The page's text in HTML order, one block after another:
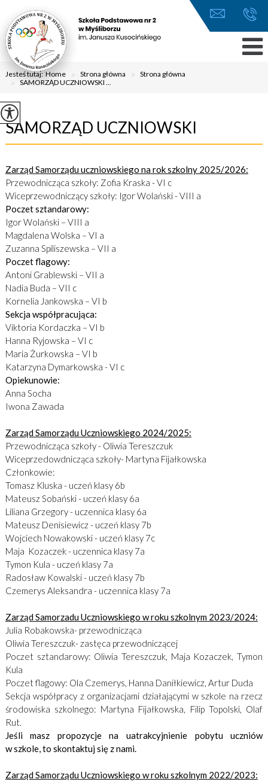
Jesteś tutaj: Home > Strona główna > Strona główna
> SAMORZĄD UCZNIOWSKI ...
SAMORZĄD UCZNIOWSKI
Zarząd Samorządu uczniowskiego na rok szkolny 2025/2026:
Przewodnicząca szkoły: Zofia Kraska - VI c
Wiceprzewodniczący szkoły: Igor Wolański - VIII a
Poczet sztandarowy:
Igor Wolański – VIII a
Magdalena Wolska – VI a
Zuzanna Spiliszewska – VII a
Poczet flagowy:
Antoni Grablewski – VII a
Nadia Buda – VII c
Kornelia Jankowska – VI b
Sekcja współpracująca:
Viktoria Kordaczka – VI b
Hanna Ryjowska – VI c
Maria Żurkowska – VI b
Katarzyna Dymarkowska - VI c
Opiekunowie:
Anna Socha
Iwona Zawada
Zarząd Samorządu Uczniowskiego 2024/2025:
Przewodnicząca szkoły - Oliwia Tereszczuk
Wiceprzedowdnicząca szkoły- Martyna Fijałkowska
Członkowie:
Tomasz Kluska - uczeń klasy 6b
Mateusz Sobański - uczeń klasy 6a
Liliana Grzegory - uczennica klasy 6a
Mateusz Denisiewicz - uczeń klasy 7b
Wojciech Nowakowski - uczeń klasy 7c
Maja Kozaczek - uczennica klasy 7a
Tymon Kula - uczeń klasy 7a
Radosław Kowalski - uczeń klasy 7b
Czemerys Aleksandra - uczennica klasy 7a
Zarząd Samorzadu Uczniowskiego w roku szkolnym 2023/2024:
Julia Robakowska- przewodnicząca
Oliwia Tereszczuk- zastęca przewodniczącej
Poczet sztandarowy: Oliwia Tereszczuk, Maja Kozaczek, Tymon
Kula
Poczet flagowy: Ola Czemerys, Hanna Daniłkiewicz, Artur Duda
Sekcja współpracy z organizacjami działającymi w szkole na rzecz
środowiska szkolnego: Martyna Fijałkowska, Filip Topolski, Olaf
Rut.
Jeśli masz propozycje na uatrakcyjnienie pobytu uczniów
w szkole, to skontaktuj się z nami.
Zarząd Samorządu Uczniowskiego w roku szkolnym 2022/2023: